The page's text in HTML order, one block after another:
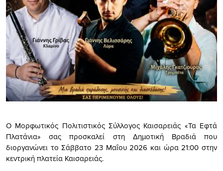
Ο Μορφωτικός Πολιτιστικός Σύλλογος Καισαρειάς «Τα Εφτά
Πλατάνια» σας προσκαλεί στη Δημοτική Βραδιά που
διοργανώνει το Σάββατο 23 Μαΐου 2026 και ώρα 21:00 στην
κεντρική πλατεία Καισαρειάς.